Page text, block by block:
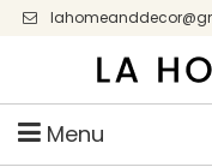
Menu